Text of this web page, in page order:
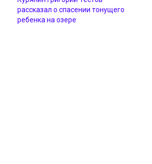
рассказал о спасении тонущего
ребенка на озере